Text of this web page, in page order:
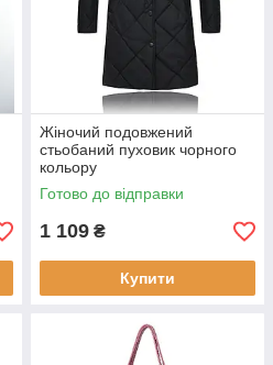
товари зі знижкою:
кофти, легкі піджаки,
маленькі, спортивні сумки,
може містити від 2-х до 6-
ModaShop!
Жіночий подовжений
стьобаний пуховик чорного
кольору
Готово до відправки
1 109 ₴
Купити